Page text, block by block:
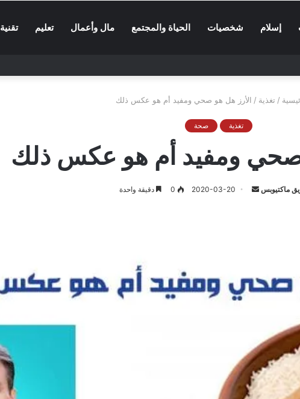
إسلام شخصيات الحياة والمجتمع مال وأعمال تعليم تقنية
/ تغذية / الأرز هل هو صحي ومفيد أم هو عكس ذلك
تغذية صحة
صحي ومفيد أم هو عكس ذلك
ماكتيوبس
أرسل 2020-03-20
0 دقيقة واحدة